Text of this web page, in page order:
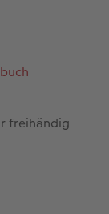
freihändig